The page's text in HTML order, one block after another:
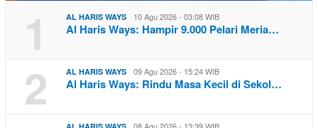
1 AL HARIS WAYS 10 Agu 2026 - 03:08 WIB
Al Haris Ways: Hampir 9.000 Pelari Meria…
2 AL HARIS WAYS 09 Agu 2026 - 15:24 WIB
Al Haris Ways: Rindu Masa Kecil di Sekol…
08 Agu 2026 - 13:39 WIB